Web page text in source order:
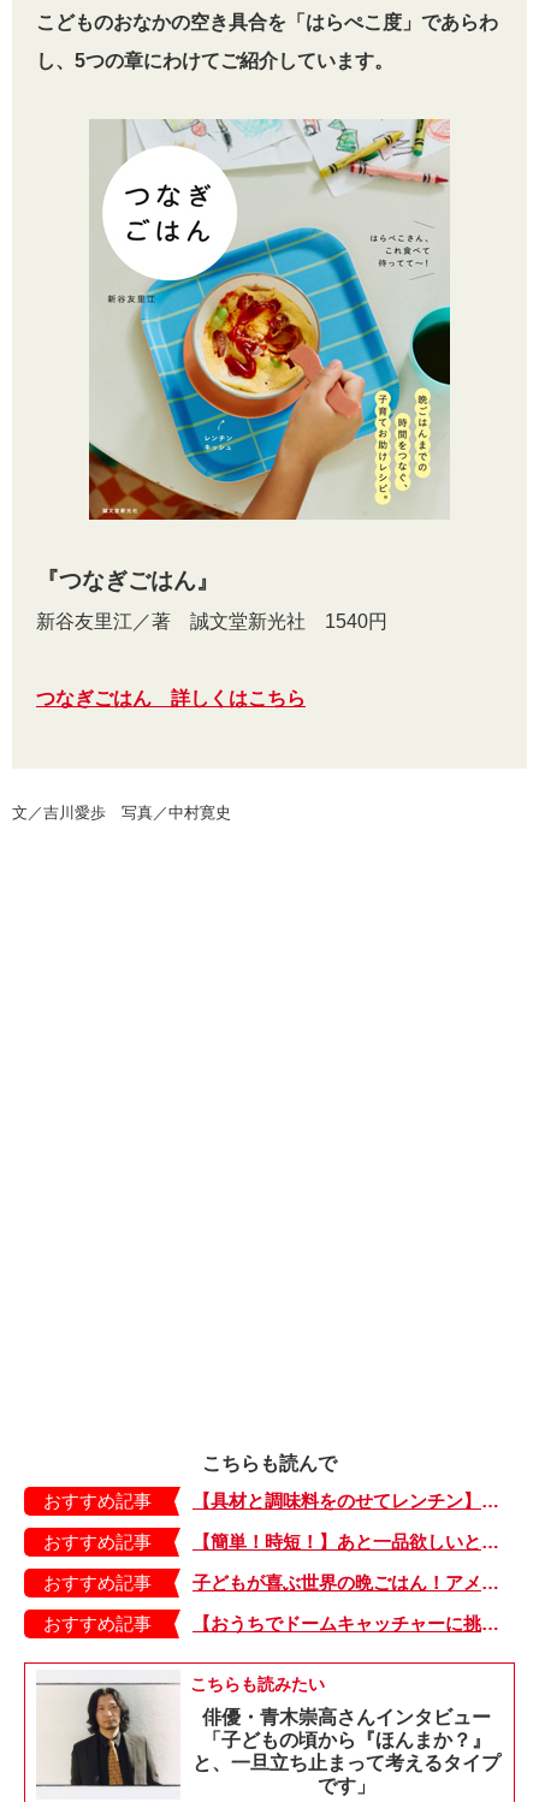
こどものおなかの空き具合を「はらぺこ度」であらわ
し、5つの章にわけてご紹介しています。
『つなぎごはん』
新谷友里江／著 誠文堂新光社 1540円
つなぎごはん 詳しくはこちら
文／吉川愛歩 写真／中村寛史
こちらも読んで
おすすめ記事
【具材と調味料をのせてレンチン】ケチャップ×バターの王道味！「うどんナポリタン」のできあがり♪
おすすめ記事
【簡単！時短！】あと一品欲しいときにおすすめの「卵とレタスの炒めもの」のレシピ
おすすめ記事
子どもが喜ぶ世界の晩ごはん！アメリカのフライドチキン＆フライドポテト
おすすめ記事
【おうちでドームキャッチャーに挑戦だ】アンパンマン わくわくドームキャッチャー
こちらも読みたい
俳優・青木崇高さんインタビュー
「子どもの頃から『ほんまか？』
と、一旦立ち止まって考えるタイプ
です」